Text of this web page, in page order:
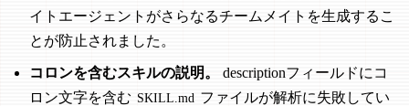
イトエージェントがさらなるチームメイトを生成するこ
とが防止されました。
コロンを含むスキルの説明。
descriptionフィールドにコ
ロン文字を含む SKILL.md ファイルが解析に失敗してい